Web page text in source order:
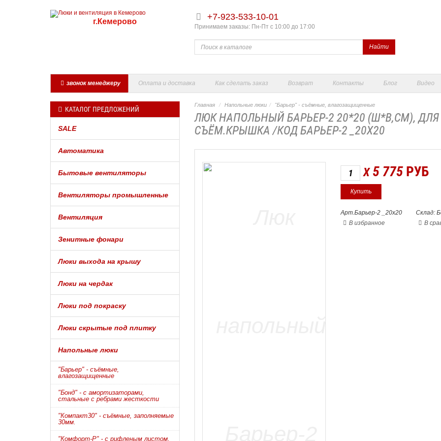
г.Кемерово +7-923-533-10-01
Принимаем заказы: Пн-Пт с 10:00 до 17:00
Найти
звонок менеджеру Оплата и доставка Как сделать заказ Возврат Контакты Блог Видео
КАТАЛОГ ПРЕДЛОЖЕНИЙ
SALE
Автоматика
Бытовые вентиляторы
Вентиляторы промышленные
Вентиляция
Зенитные фонари
Люки выхода на крышу
Люки на чердак
Люки под покраску
Люки скрытые под плитку
Напольные люки
"Барьер" - съёмные,
влагозащищенные
"Бонд" - с амортизаторами,
стальные с ребрами жесткости
"Компакт30" - съёмные, заполняемые
30мм.
"Комфорт-Р" - с рифленым листом,
Главная Напольные люки "Барьер" - съёмные, влагозащищенные
ЛЮК НАПОЛЬНЫЙ БАРЬЕР-2 20*20 (Ш*В,СМ),
СЪЁМ.КРЫШКА /КОД БАРЬЕР-2 _20Х20
X 5 775 РУБ
Арт.Барьер-2 _20х20
Склад:
В избранное
В